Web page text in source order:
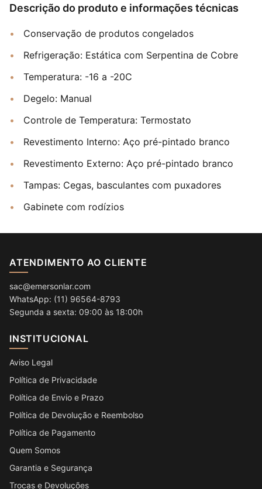
Descrição do produto e informações técnicas
Conservação de produtos congelados
Refrigeração: Estática com Serpentina de Cobre
Temperatura: -16 a -20C
Degelo: Manual
Controle de Temperatura: Termostato
Revestimento Interno: Aço pré-pintado branco
Revestimento Externo: Aço pré-pintado branco
Tampas: Cegas, basculantes com puxadores
Gabinete com rodízios
ATENDIMENTO AO CLIENTE
sac@emersonlar.com
WhatsApp: (11) 96564-8793
Segunda a sexta: 09:00 às 18:00h
INSTITUCIONAL
Aviso Legal
Política de Privacidade
Política de Envio e Prazo
Política de Devolução e Reembolso
Política de Pagamento
Quem Somos
Garantia e Segurança
Trocas e Devoluções